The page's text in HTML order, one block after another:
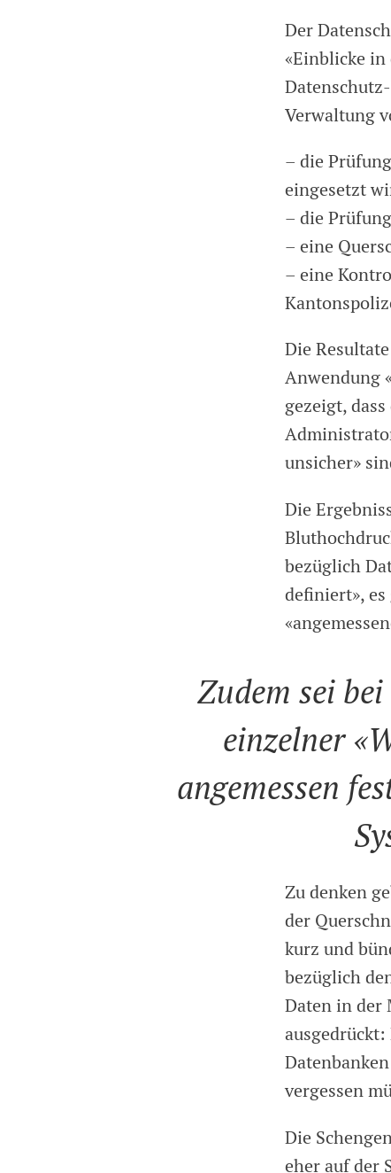
Der
«Einblicke
Verwaltung
– die
eingesetzt
– die
– eine
– eine
Die
Anwendung
gezeigt,
unsicher»
Die
bezüglich
definiert»,
Zudem sei
einzelner
angemessen
Zu denken
der
kurz und
bezüglich
Daten in der
vergessen
Die
eher auf der